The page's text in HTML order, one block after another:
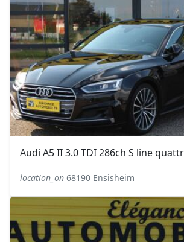
Audi A5 II 3.0 TDI 286ch S line
location_on 68190 Ensisheim